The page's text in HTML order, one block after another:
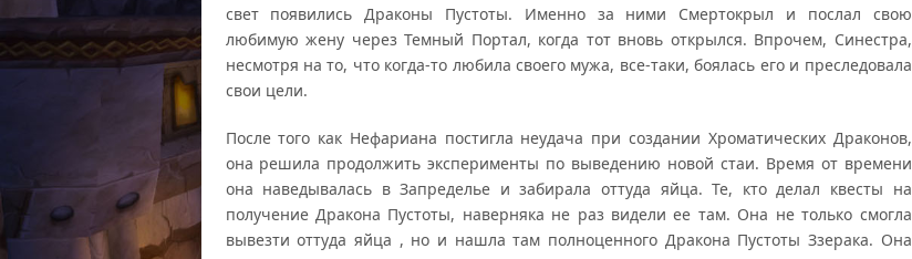
свет появились Драконы Пустоты. Именно за ними Смертокрыл и послал свою
любимую жену через Темный Портал, когда тот вновь открылся. Впрочем, Синестра,
несмотря на то, что когда-то любила своего мужа, все-таки, боялась его и преследовала
свои цели.
После того как Нефариана постигла неудача при создании Хроматических Драконов,
она решила продолжить эксперименты по выведению новой стаи. Время от времени
она наведывалась в Запределье и забирала оттуда яйца. Те, кто делал квесты на
получение Дракона Пустоты, наверняка не раз видели ее там. Она не только смогла
вывезти оттуда яйца , но и нашла там полноценного Дракона Пустоты Ззерака. Она